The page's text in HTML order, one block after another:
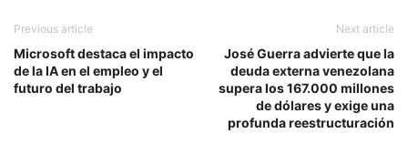
Previous article
Microsoft destaca el impacto
de la IA en el empleo y el
futuro del trabajo
Next article
José Guerra advierte que la
deuda externa venezolana
supera los 167.000 millones
de dólares y exige una
profunda reestructuración